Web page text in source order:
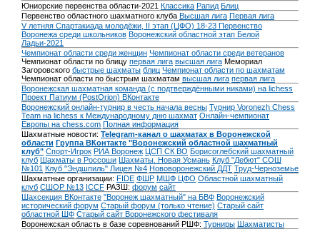
Юниорские первенства области-2021 Классика Рапид Блиц
Первенство областного шахматного клуба Высшая лига Первая лига
V летняя Спартакиада молодёжи, II этап (ЦФО) 18-23 Первенство
Воронежа среди школьников Воронежский областной этап Белой
Ладьи-2021
Чемпионат области среди женщин Чемпионат области среди ветеранов
Чемпионат области по блицу первая лига высшая лига Мемориал
Загоровского быстрые шахматы блиц Чемпионат области по шахматам
Чемпионат области по быстрым шахматам высшая лига первая лига
Воронежская шахматная команда (с подтверждёнными никами) на lichess
Проект Патиум (PostOrion) ВКонтакте
Воронежский онлайн-турнир в честь начала весны Турнир Voronezh Chess
Team на lichess к Международному дню шахмат Онлайн-чемпионат
Европы на chess.com Полная информация
Шахматные новости: Telegram-канал о шахматах в Воронежской
области Группа ВКонтакте "Воронежский областной шахматный
клуб" Спорт-Игрок РИА Воронеж ЦСП СК ВО Борисоглебский шахматный
клуб Шахматы в Россоши Шахматы. Новая Усмань Клуб "Дебют" СОШ
№101 Клуб "Эндшпиль" Лицея №4 Нововоронежский ДДТ Труд-Черноземье
Шахматные организации: FIDE ФШР МШФ ЦФО Областной шахматный
клуб СШОР №13 ICCF РАЗШ: форум сайт
Шахсекция ВКонтакте "Воронеж шахматный" на БВФ Воронежский
исторический форум Cтарый форум (только чтение) Старый сайт
областной ШФ Старый сайт Воронежского фестиваля
Воронежская область в базе соревнований РШФ: Турниры Шахматисты